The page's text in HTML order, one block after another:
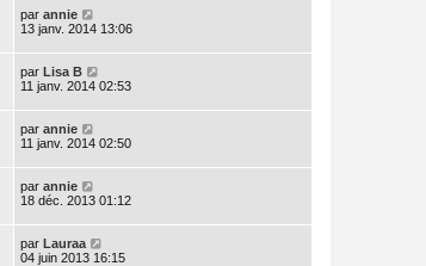
par annie
13 janv. 2014 13:06
par Lisa B
11 janv. 2014 02:53
par annie
11 janv. 2014 02:50
par annie
18 déc. 2013 01:12
par Lauraa
04 juin 2013 16:15